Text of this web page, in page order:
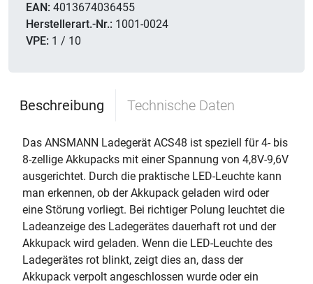
EAN: 4013674036455
Herstellerart.-Nr.: 1001-0024
VPE: 1 / 10
Beschreibung Technische Daten
Das ANSMANN Ladegerät ACS48 ist speziell für 4- bis
8-zellige Akkupacks mit einer Spannung von 4,8V-9,6V
ausgerichtet. Durch die praktische LED-Leuchte kann
man erkennen, ob der Akkupack geladen wird oder
eine Störung vorliegt. Bei richtiger Polung leuchtet die
Ladeanzeige des Ladegerätes dauerhaft rot und der
Akkupack wird geladen. Wenn die LED-Leuchte des
Ladegerätes rot blinkt, zeigt dies an, dass der
Akkupack verpolt angeschlossen wurde oder ein